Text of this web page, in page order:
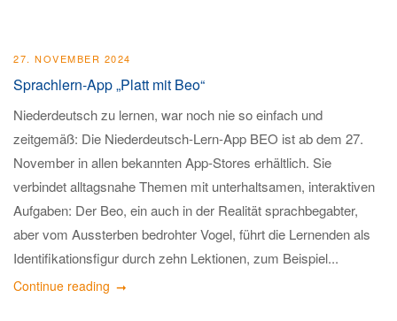
27. NOVEMBER 2024
Sprachlern-App „Platt mit Beo“
Niederdeutsch zu lernen, war noch nie so einfach und
zeitgemäß: Die Niederdeutsch-Lern-App BEO ist ab dem 27.
November in allen bekannten App-Stores erhältlich. Sie
verbindet alltagsnahe Themen mit unterhaltsamen, interaktiven
Aufgaben: Der Beo, ein auch in der Realität sprachbegabter,
aber vom Aussterben bedrohter Vogel, führt die Lernenden als
Identifikationsfigur durch zehn Lektionen, zum Beispiel...
Continue reading